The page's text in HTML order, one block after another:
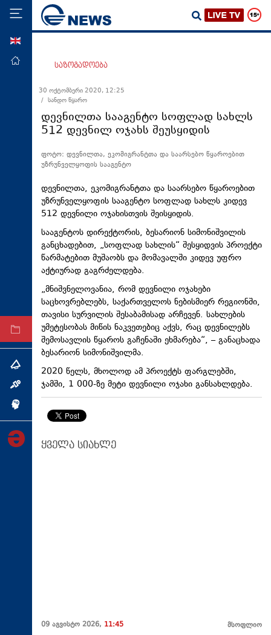
მთავარი
ეკონომიკა
მსოფლიო
საზოგადოება
თავდაცვა
კულტურა
სპორტი
ტაბლოიდი
არქივი
ინტერვიუ
საზოგადოება
30 ოქტომბერი 2020, 12:25
/ სანდო წყარო
დევნილთა სააგენტო სოფლად სახლს
512 დევნილ ოჯახს შეუსყიდის
ფოტო: დევნილთა, ეკომიგრანტთა და საარსებო წყაროებით
უზრუნველყოფის სააგენტო
დევნილთა, ეკომიგრანტთა და საარსებო წყაროებით
უზრუნველყოფის სააგენტო სოფლად სახლს კიდევ
512 დევნილი ოჯახისთვის შეისყიდის.
სააგენტოს დირექტორის, ბესარიონ სიმონიშვილის
განცხადებით, „სოფლად სახლის“ შესყიდვის პროექტი
წარმატებით მუშაობს და მომავალში კიდევ უფრო
აქტიურად გაგრძელდება.
„მნიშვნელოვანია, რომ დევნილი ოჯახები
საცხოვრებლებს, საქართველოს ნებისმიერ რეგიონში,
თავისი სურვილის შესაბამისად არჩევენ. სახლების
უმეტესობას მიწის ნაკვეთებიც აქვს, რაც დევნილებს
შემოსავლის წყაროს გაჩენაში ეხმარება“, – განაცხადა
ბესარიონ სიმონიშვილმა.
2020 წელს, მხოლოდ ამ პროექტს ფარგლებში,
ჯამში, 1 000-ზე მეტი დევნილი ოჯახი განსახლდება.
ყველა სიახლე
09 აგვისტო 2026, 11:45 მსოფლიო